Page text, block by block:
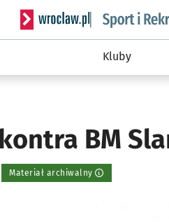
Serwis informacyjny
Kluby
BM
Materiał archiwalny